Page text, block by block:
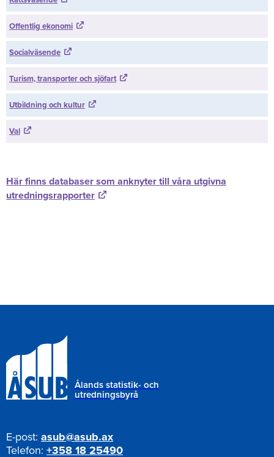
Offentlig ekonomi
Socialväsende
Turism, transporter och sjöfart
Utbildning och kultur
Val
Här finns databaser som anknyter till våra utgivna
utredningsrapporter
Ålands statistik- och
utredningsbyrå
E-post: asub@asub.ax
Telefon: +358 18 25490